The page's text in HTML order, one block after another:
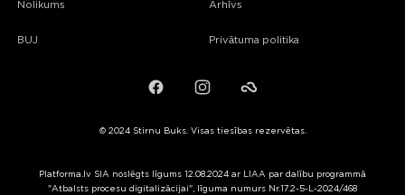
Nolikums
BUJ
Arhīvs
Privātuma politika
FacebookInstagramFailiem.lv
© 2024 Stirnu Buks. Visas tiesības rezervētas.
Platforma.lv SIA noslēgts līgums 12.08.2024 ar LIAA par dalību programmā
"Atbalsts procesu digitalizācijai", līguma numurs Nr.17.2-5-L-2024/468